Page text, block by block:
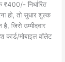
निर्धारित
हो, तो सुधार शुल्क
जिसे उम्मीदवार
कार्ड/मोबाइल वॉलेट